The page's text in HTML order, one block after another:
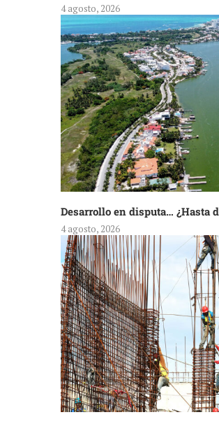
4 agosto, 2026
Desarrollo en disputa… ¿Hasta
4 agosto, 2026